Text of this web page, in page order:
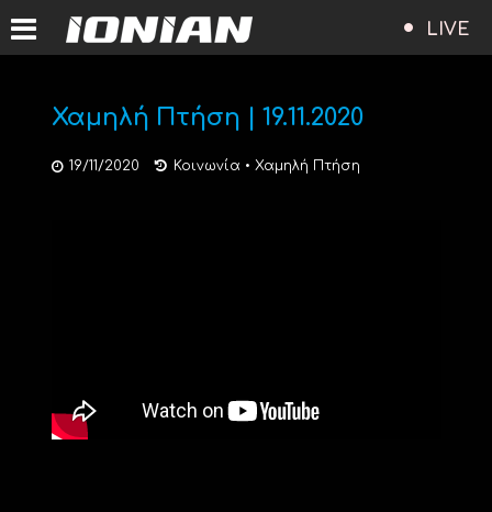
LIVE
Χαμηλή Πτήση | 19.11.2020
19/11/2020 Κοινωνία • Χαμηλή Πτήση